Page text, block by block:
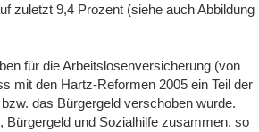
zuletzt 9,4 Prozent (siehe auch Abbildung
für die Arbeitslosenversicherung (von
mit den Hartz-Reformen 2005 ein Teil der
das Bürgergeld verschoben wurde.
und Sozialhilfe zusammen, so